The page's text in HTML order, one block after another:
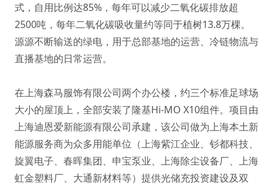
式，自用比例达85%，每年可以减少二氧化碳排放超
2500吨，每年二氧化碳吸收量约等同于植树13.8万棵。
源源不断输送的绿电，用于总部基地的运营、冷链物流与
直播基地的日常运营。
在上海森马服饰有限公司两个办公楼，约三个标准足球场
大小的屋顶上，全部安装了隆基Hi-MO X10组件。项目由
上海迪恩爱新能源有限公司承建，该公司做为上海本土新
能源服务商为众多用能单位（上海紫江企业、钐都科技、
旋翼电子、春晖集团、申宝泵业、上海除尘设备厂、上海
虹金塑料厂、大通新材料等）提供光储充投资建设及双